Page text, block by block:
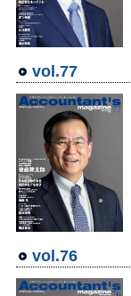
vol.77
vol.76